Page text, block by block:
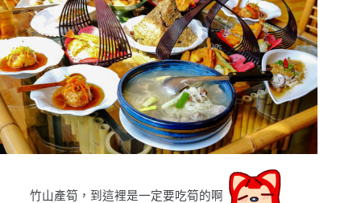
竹山產筍，到這裡是一定要吃筍的啊